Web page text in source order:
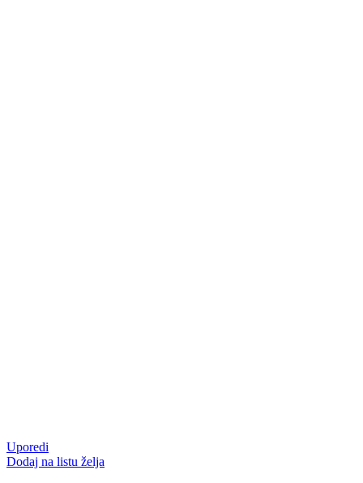
Uporedi
Dodaj na listu želja